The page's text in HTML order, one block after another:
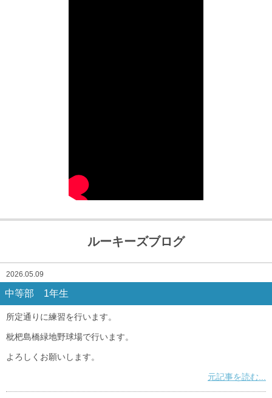
ルーキーズブログ
2026.05.09
中等部 1年生
所定通りに練習を行います。
枇杷島橋緑地野球場で行います。
よろしくお願いします。
元記事を読む...